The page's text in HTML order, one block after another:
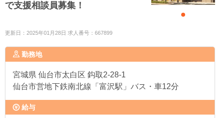
で支援相談員募集！
更新日：2025年01月28日 求人番号：667899
勤務地
宮城県 仙台市太白区 鈎取2-28-1
仙台市営地下鉄南北線「富沢駅」バス・車12分
給与